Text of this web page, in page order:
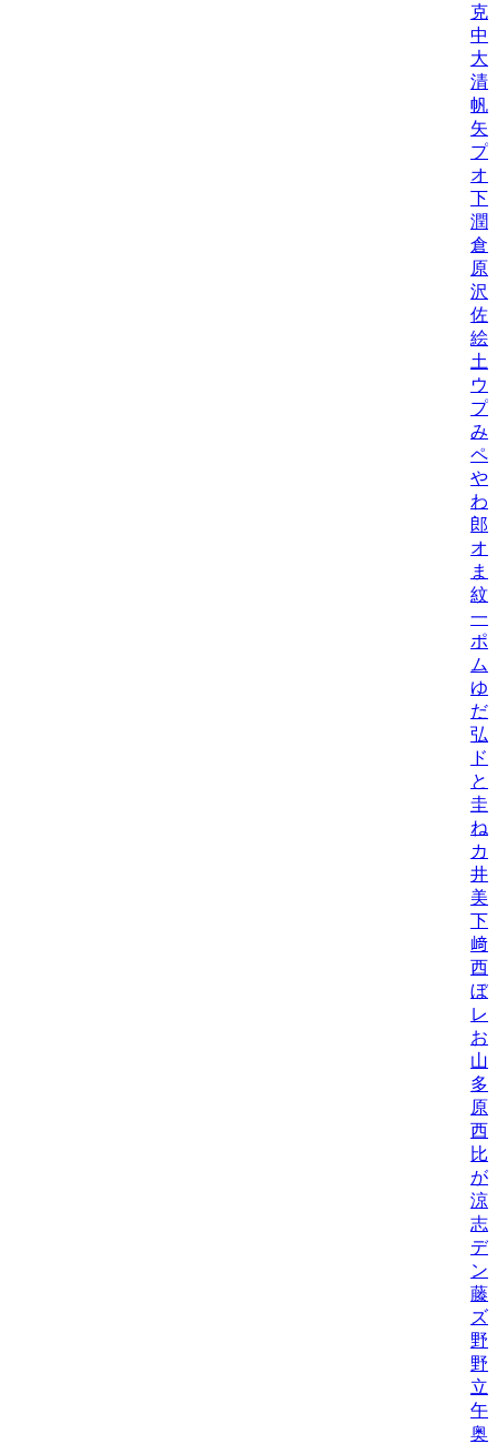
克
中
大
清
帆/
矢
プ
オ
下
潤/
倉
原
沢
佐
絵/
土
ウ
プ
み/
ペ/
や
わ
郎
オ
ま
紋/
一
ポ
ム
ゆ
だ
弘
ド
と
圭/
ね
カ
井
美/
下
﨑
西
ぼ/
レ
お
山
多
原
西
比
が
涼/
志
デ
ン
藤
ズ
野
野
立
午
奥